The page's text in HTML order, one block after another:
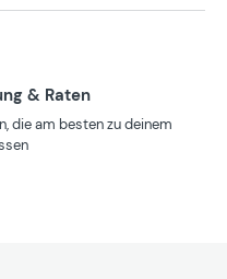
& Raten
die am besten zu deinem